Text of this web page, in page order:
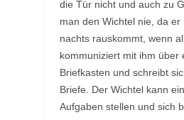
die Tür nicht und auch zu
man den Wichtel nie, da er
nachts rauskommt, wenn
kommuniziert mit ihm über
Briefkasten und schreibt
Briefe. Der Wichtel kann
Aufgaben stellen und sich